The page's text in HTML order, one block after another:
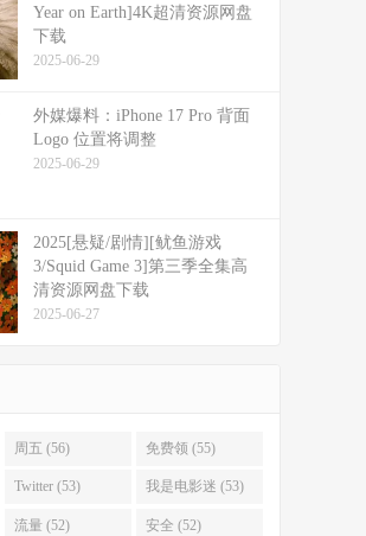
Year on Earth]4K超清资源网盘
下载
2025-06-29
外媒爆料：​​iPhone 17 Pro 背面
Logo 位置将调整​​
2025-06-29
2025[悬疑/剧情][鱿鱼游戏
3/Squid Game 3]第三季全集高
清资源网盘下载
2025-06-27
周五 (56) 免费领 (55)
Twitter (53) 我是电影迷 (53)
流量 (52) 安全 (52)